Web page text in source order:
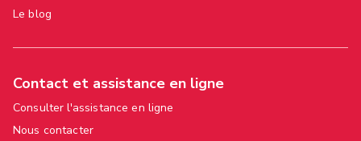
Le blog
Contact et assistance en ligne
Consulter l'assistance en ligne
Nous contacter